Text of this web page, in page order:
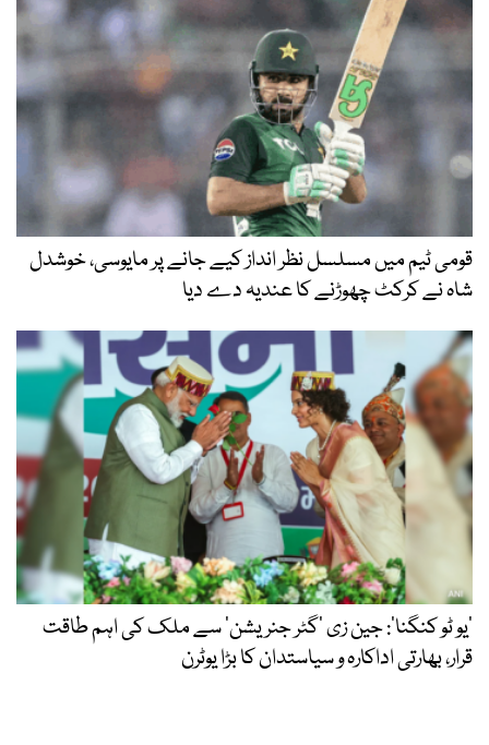
قومی ٹیم میں مسلسل نظر انداز کیے جانے پر مایوسی، خوشدل
شاہ نے کرکٹ چھوڑنے کا عندیہ دے دیا
’یو ٹو کنگنا‘: جین زی ’گٹر جنریشن‘ سے ملک کی اہم طاقت
قرار، بھارتی اداکارہ و سیاستدان کا بڑا یوٹرن